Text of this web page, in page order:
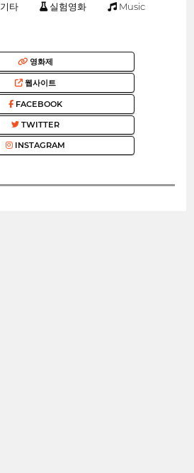
기타 실험영화
Music
영화제
웹사이트
FACEBOOK
TWITTER
INSTAGRAM